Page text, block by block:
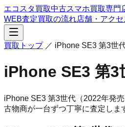
エコスタ買取中古スマホ買取専門
WEB査定買取の流れ店舗・アクセ
買取トップ／ iPhone SE3 第3世
iPhone SE3 第3
iPhone SE3 第3世代 （2022年発売
古物商が一台ずつ丁寧に査定しま